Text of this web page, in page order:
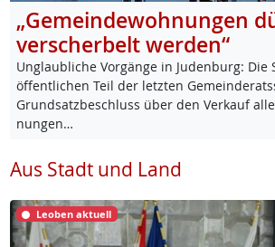
„Gemeindewohnungen
verscherbelt werden“
Un­glaub­li­che Vor­gän­ge in Ju­den­burg: Die
öf­f­ent­li­chen Teil der letz­ten
Grund­satz­be­schluss über den Ver­kauf
nun­gen…
Aus Stadt und Land
Leoben aktuell